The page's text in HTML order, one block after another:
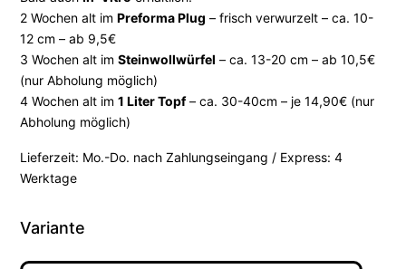
2 Wochen alt imPreforma Plug – frisch verwurzelt – ca. 10-
12 cm – ab 9,5€
3 Wochen alt imSteinwollwürfel – ca. 13-20 cm – ab 10,5€
(nur Abholung möglich)
4 Wochen alt im1 Liter Topf– ca. 30-40cm – je 14,90€ (nur
Abholung möglich)
Lieferzeit: Mo.-Do. nach Zahlungseingang / Express: 4
Werktage
Variante